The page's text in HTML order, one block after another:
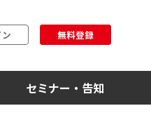
無料登録
セミナー・告知